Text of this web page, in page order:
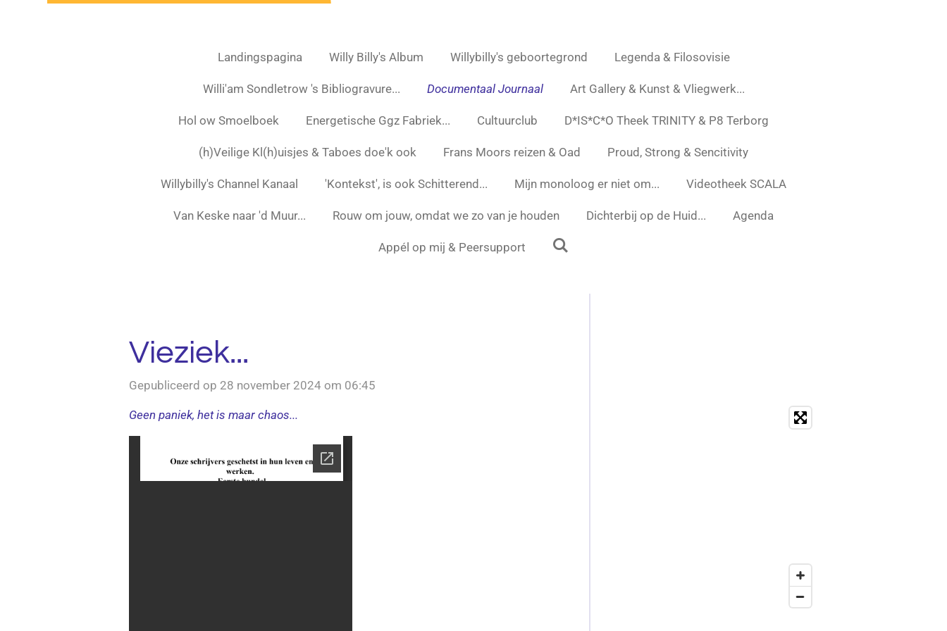
Landingspagina Willy Billy's Album Willybilly's geboortegrond Legenda & Filosovisie
Willi'am Sondletrow 's Bibliogravure... Documentaal Journaal Art Gallery & Kunst & Vliegwerk...
Hol ow Smoelboek Energetische Ggz Fabriek... Cultuurclub D*IS*C*O Theek TRINITY & P8 Terborg
(h)Veilige Kl(h)uisjes & Taboes doe'k ook Frans Moors reizen & Oad Proud, Strong & Sencitivity
Willybilly's Channel Kanaal 'Kontekst', is ook Schitterend... Mijn monoloog er niet om... Videotheek SCALA
Van Keske naar 'd Muur... Rouw om jouw, omdat we zo van je houden Dichterbij op de Huid... Agenda
Appél op mij & Peersupport
Vieziek...
Gepubliceerd op 28 november 2024 om 06:45
Geen paniek, het is maar chaos...